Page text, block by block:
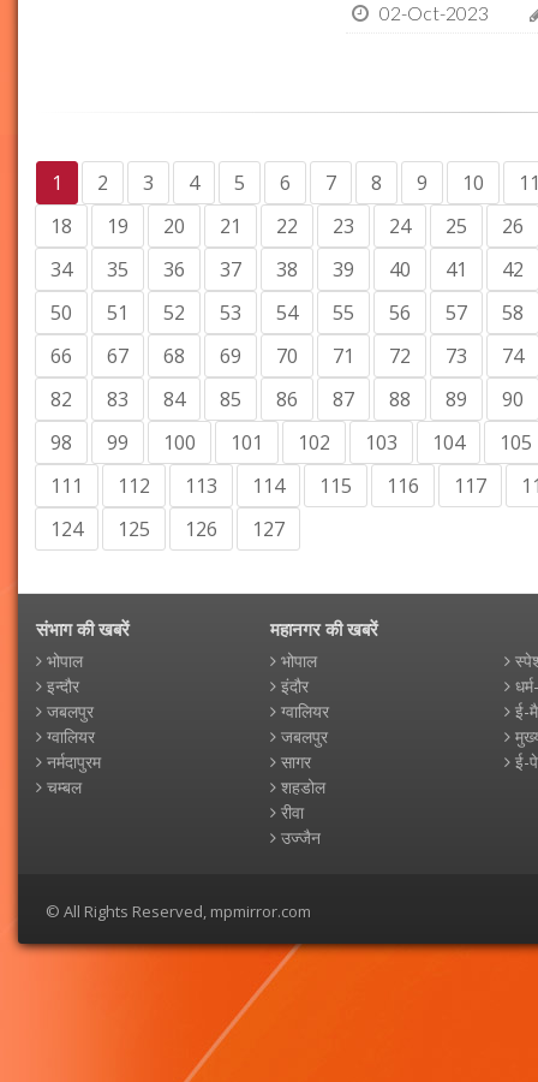
02-Oct-2023
1 2 3 4 5 6 7 8 9 10
18
19 20 21 22 23 24 25
26
34
35 36 37 38 39 40 41
42
50
51 52 53 54 55 56 57
58
66
67 68 69 70 71 72 73
74
82
83 84 85 86 87 88 89
90
98
99 100 101 102 103 104
105
111
112 113 114 115 116 117
124
125 126 127
संभाग की खबरें
भोपाल
इन्दौर
जबलपुर
ग्वालियर
नर्मदापुरम
चम्बल
महानगर की खबरें
भोपाल
इंदौर
ग्वालियर
जबलपुर
सागर
शहडोल
रीवा
उज्जैन
ई-
ई-
© All Rights Reserved, mpmirror.com